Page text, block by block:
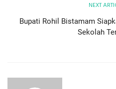
NEXT
Bupati Rohil Bistamam
Sekolah